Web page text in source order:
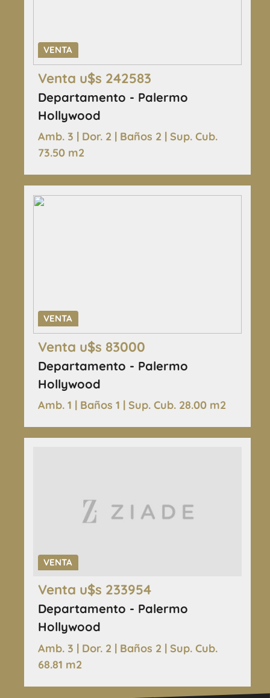
VENTA
Venta u$s 242583
Departamento - Palermo
Hollywood
Amb. 3 | Dor. 2 | Baños 2 | Sup. Cub.
73.50 m2
VENTA
Venta u$s 83000
Departamento - Palermo
Hollywood
Amb. 1 | Baños 1 | Sup. Cub. 28.00 m2
VENTA
Venta u$s 233954
Departamento - Palermo
Hollywood
Amb. 3 | Dor. 2 | Baños 2 | Sup. Cub.
68.81 m2